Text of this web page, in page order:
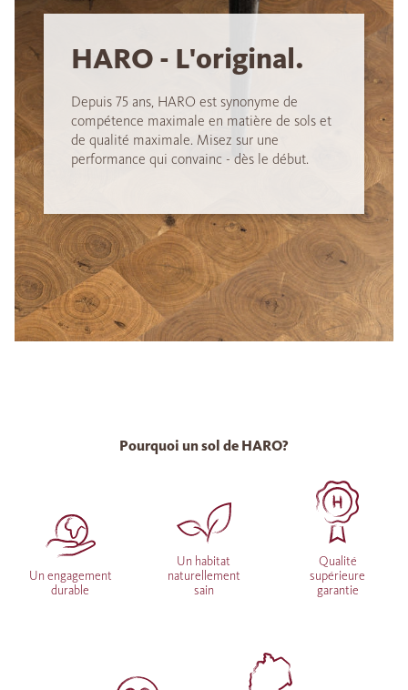
HARO - L'original.
Depuis 75 ans, HARO est synonyme de
compétence maximale en matière de sols et
de qualité maximale. Misez sur une
performance qui convainc - dès le début.
Pourquoi un sol de HARO?
Un engagement
durable
Un habitat
naturellement
sain
Qualité
supérieure
garantie